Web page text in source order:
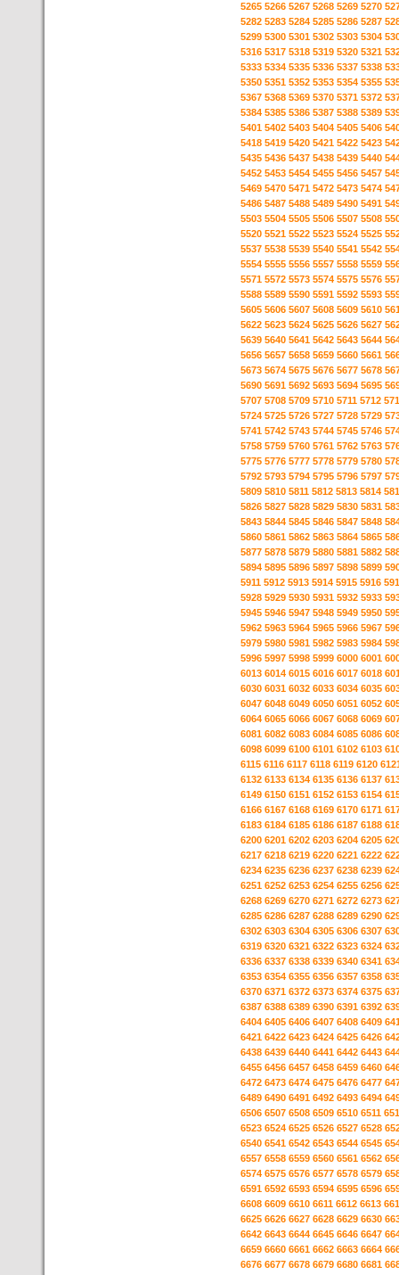
5265 5266 5267 5268 5269 5270
5282 5283 5284 5285 5286 5287
5299 5300 5301 5302 5303 5304
5316 5317 5318 5319 5320 5321
5333 5334 5335 5336 5337 5338
5350 5351 5352 5353 5354 5355
5367 5368 5369 5370 5371 5372
5384 5385 5386 5387 5388 5389
5401 5402 5403 5404 5405 5406
5418 5419 5420 5421 5422 5423
5435 5436 5437 5438 5439 5440
5452 5453 5454 5455 5456 5457
5469 5470 5471 5472 5473 5474
5486 5487 5488 5489 5490 5491
5503 5504 5505 5506 5507 5508
5520 5521 5522 5523 5524 5525
5537 5538 5539 5540 5541 5542
5554 5555 5556 5557 5558 5559
5571 5572 5573 5574 5575 5576
5588 5589 5590 5591 5592 5593
5605 5606 5607 5608 5609 5610
5622 5623 5624 5625 5626 5627
5639 5640 5641 5642 5643 5644
5656 5657 5658 5659 5660 5661
5673 5674 5675 5676 5677 5678
5690 5691 5692 5693 5694 5695
5707 5708 5709 5710 5711 5712
5724 5725 5726 5727 5728 5729
5741 5742 5743 5744 5745 5746
5758 5759 5760 5761 5762 5763
5775 5776 5777 5778 5779 5780
5792 5793 5794 5795 5796 5797
5809 5810 5811 5812 5813 5814
5826 5827 5828 5829 5830 5831
5843 5844 5845 5846 5847 5848
5860 5861 5862 5863 5864 5865
5877 5878 5879 5880 5881 5882
5894 5895 5896 5897 5898 5899
5911 5912 5913 5914 5915 5916
5928 5929 5930 5931 5932 5933
5945 5946 5947 5948 5949 5950
5962 5963 5964 5965 5966 5967
5979 5980 5981 5982 5983 5984
5996 5997 5998 5999 6000 6001
6013 6014 6015 6016 6017 6018
6030 6031 6032 6033 6034 6035
6047 6048 6049 6050 6051 6052
6064 6065 6066 6067 6068 6069
6081 6082 6083 6084 6085 6086
6098 6099 6100 6101 6102 6103
6115 6116 6117 6118 6119 6120
6132 6133 6134 6135 6136 6137
6149 6150 6151 6152 6153 6154
6166 6167 6168 6169 6170 6171
6183 6184 6185 6186 6187 6188
6200 6201 6202 6203 6204 6205
6217 6218 6219 6220 6221 6222
6234 6235 6236 6237 6238 6239
6251 6252 6253 6254 6255 6256
6268 6269 6270 6271 6272 6273
6285 6286 6287 6288 6289 6290
6302 6303 6304 6305 6306 6307
6319 6320 6321 6322 6323 6324
6336 6337 6338 6339 6340 6341
6353 6354 6355 6356 6357 6358
6370 6371 6372 6373 6374 6375
6387 6388 6389 6390 6391 6392
6404 6405 6406 6407 6408 6409
6421 6422 6423 6424 6425 6426
6438 6439 6440 6441 6442 6443
6455 6456 6457 6458 6459 6460
6472 6473 6474 6475 6476 6477
6489 6490 6491 6492 6493 6494
6506 6507 6508 6509 6510 6511
6523 6524 6525 6526 6527 6528
6540 6541 6542 6543 6544 6545
6557 6558 6559 6560 6561 6562
6574 6575 6576 6577 6578 6579
6591 6592 6593 6594 6595 6596
6608 6609 6610 6611 6612 6613
6625 6626 6627 6628 6629 6630
6642 6643 6644 6645 6646 6647
6659 6660 6661 6662 6663 6664
6676 6677 6678 6679 6680 6681